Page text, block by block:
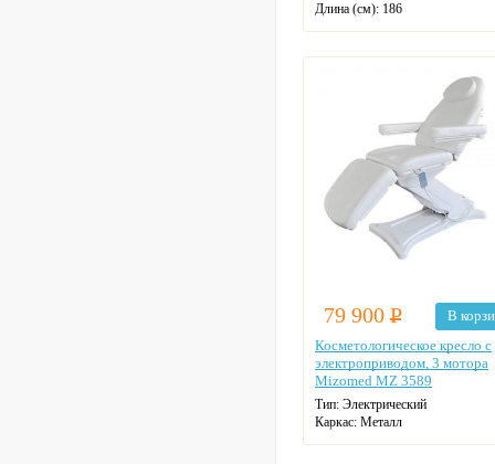
Длина (см): 186
Колесная база:Нет
79 900 Р
В
Косметологическое кресло с
электроприводом, 3 мотора
Mizomed MZ 3589
Тип: Электрический
Каркас: Металл